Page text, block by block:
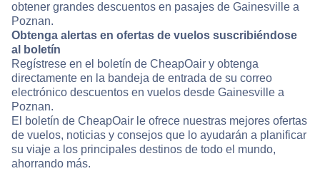
obtener grandes descuentos en pasajes de Gainesville a
Poznan.
Obtenga alertas en ofertas de vuelos suscribiéndose
al boletín
Regístrese en el boletín de CheapOair y obtenga
directamente en la bandeja de entrada de su correo
electrónico descuentos en vuelos desde Gainesville a
Poznan.
El boletín de CheapOair le ofrece nuestras mejores ofertas
de vuelos, noticias y consejos que lo ayudarán a planificar
su viaje a los principales destinos de todo el mundo,
ahorrando más.